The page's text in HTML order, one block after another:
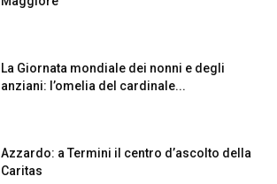
La Giornata mondiale dei nonni e degli
anziani: l’omelia del cardinale...
Azzardo: a Termini il centro d’ascolto della
Caritas